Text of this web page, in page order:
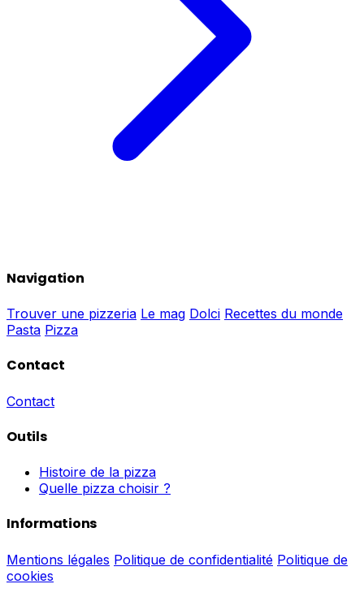
Navigation
Trouver une pizzeria Le mag Dolci Recettes du monde
Pasta Pizza
Contact
Contact
Outils
Histoire de la pizza
Quelle pizza choisir ?
Informations
Mentions légales Politique de confidentialité Politique de
cookies